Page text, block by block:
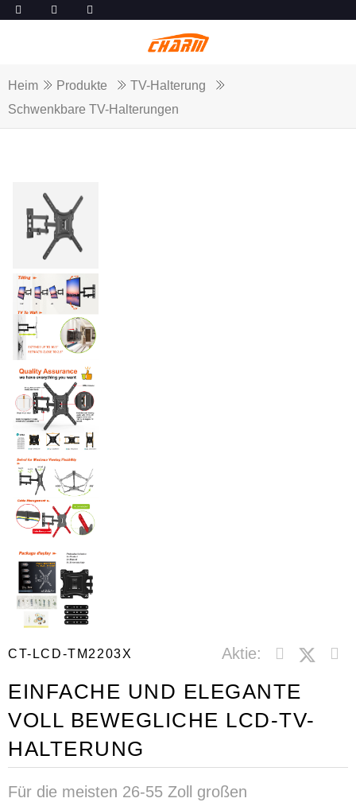
Heim Produkte
TV-Halterung
Schwenkbare TV-Halterungen
CT-LCD-TM2203X Aktie:
EINFACHE UND ELEGANTE
VOLL BEWEGLICHE LCD-TV-
HALTERUNG
Für die meisten 26-55 Zoll großen